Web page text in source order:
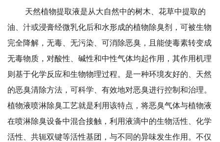
天然植物提取液是从大自然中的树木、花草中提取的
油、汁或浸膏经微乳化后和水形成的植物除臭剂，可被生物
完全降解，无毒、无污染、可消除恶臭，且能使毒素转变成
无毒物质，对酸性、碱性和中性气体均起作用，其作用机理
则基于化学反应和生物物理过程。是一种环境友好的、天然
的恶臭清除方法，可科学、有效地对恶臭进行控制和治理。
植物液喷淋除臭工艺就是利用该特点，将恶臭气体与植物液
在喷淋除臭设备中混合接触，利用液滴中的生物活性、化学
活性、共轭双键等活性基团，与不同的异味发生作用。不仅